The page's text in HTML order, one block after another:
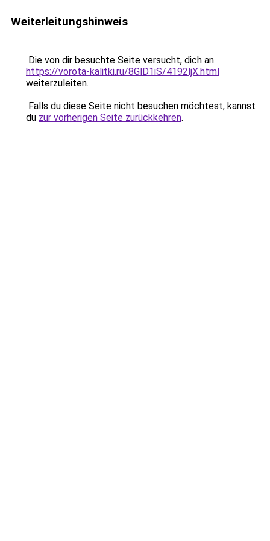
Weiterleitungshinweis
Die von dir besuchte Seite versucht, dich an
https://vorota-kalitki.ru/8GlD1iS/4192ljX.html
weiterzuleiten.
Falls du diese Seite nicht besuchen möchtest, kannst
du zur vorherigen Seite zurückkehren.